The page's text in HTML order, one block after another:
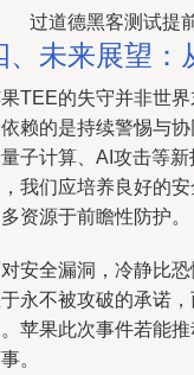
过道德黑客测试提
、未来展望：
TEE的失守并非世
赖的是持续警惕与
子计算、AI攻击等
我们应培养良好的
资源于前瞻性防护。
安全漏洞，冷静比
永不被攻破的承诺
苹果此次事件若能
。